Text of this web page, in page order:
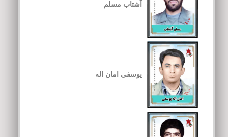
آشتاب مسلم
یوسفی امان اله